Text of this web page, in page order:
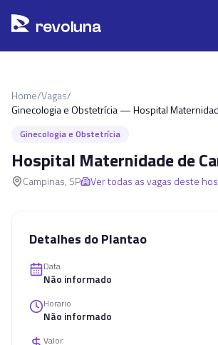
revoluna
Home/Vagas/
Ginecologia e Obstetrícia — Hospital
Ginecologia e Obstetrícia
Hospital Maternidade de
Campinas, SP Ver todas as vagas deste
Detalhes do Plantao
Data
Não informado
Horario
Não informado
Valor